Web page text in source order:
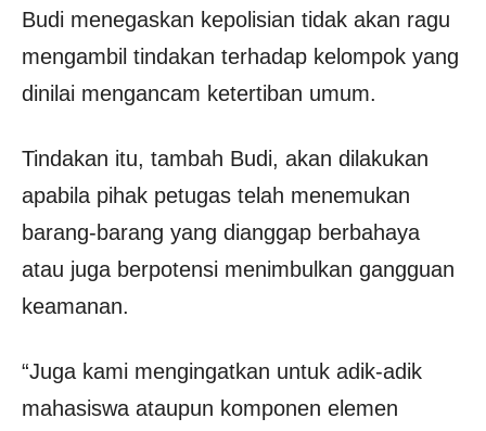
Budi menegaskan kepolisian tidak akan ragu
mengambil tindakan terhadap kelompok yang
dinilai mengancam ketertiban umum.
Tindakan itu, tambah Budi, akan dilakukan
apabila pihak petugas telah menemukan
barang-barang yang dianggap berbahaya
atau juga berpotensi menimbulkan gangguan
keamanan.
“Juga kami mengingatkan untuk adik-adik
mahasiswa ataupun komponen elemen